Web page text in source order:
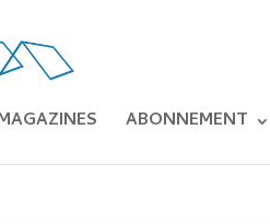
ABONNEMENT